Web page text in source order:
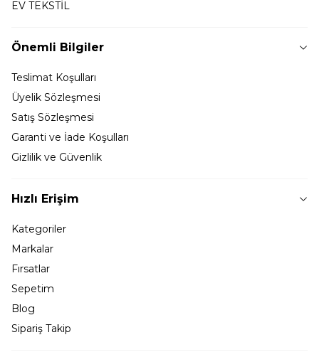
EV TEKSTİL
Önemli Bilgiler
Teslimat Koşulları
Üyelik Sözleşmesi
Satış Sözleşmesi
Garanti ve İade Koşulları
Gizlilik ve Güvenlik
Hızlı Erişim
Kategoriler
Markalar
Fırsatlar
Sepetim
Blog
Sipariş Takip